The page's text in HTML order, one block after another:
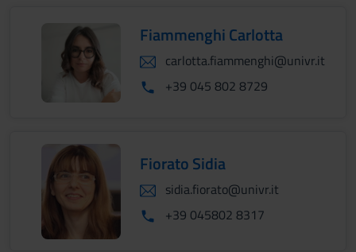
Fiammenghi Carlotta
carlotta.fiammenghi@univr.it
+39 045 802 8729
Fiorato Sidia
sidia.fiorato@univr.it
+39 045802 8317